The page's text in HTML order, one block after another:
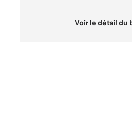
Voir le détail du